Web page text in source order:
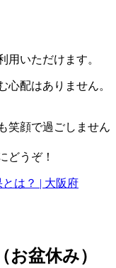
いただけます。
心配はありません。
笑顔で過ごしません
どうぞ！
は？ | 大阪府
お盆休み）